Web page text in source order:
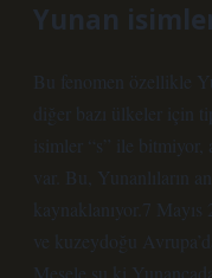
Yunan
Bu fenomen özellikle
diğer bazı ülkeler için
isimler “s” ile bitmiyor,
var. Bu, Yunanlıların
kaynaklanıyor.7
ve kuzeydoğu
Mesele şu ki